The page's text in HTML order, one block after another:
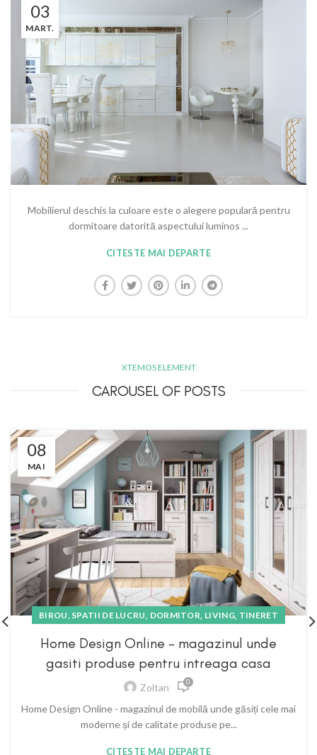
03
MART.
Mobilierul deschis la culoare este o alegere populară pentru
dormitoare datorită aspectului luminos ...
CITESTE MAI DEPARTE
XTEMOS ELEMENT
CAROUSEL OF POSTS
08
MAI
BIROU, SPATII DE LUCRU, DORMITOR, LIVING, TINERET
Home Design Online – magazinul unde
gasiti produse pentru intreaga casa
Zoltan 0
Home Design Online - magazinul de mobilă unde găsiți cele mai
moderne și de calitate produse pe...
CITESTE MAI DEPARTE